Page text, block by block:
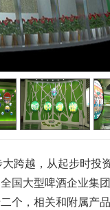
跨越，从起步时投
国大型啤酒企业集
个，相关和附属产